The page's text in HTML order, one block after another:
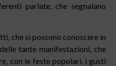
parlate, che segnalano
che si possono conoscere in
tante manifestazioni, che
con le feste popolari, i gusti